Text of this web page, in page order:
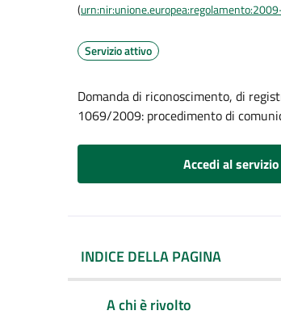
(
Servizio attivo
Domanda di riconoscimento, di
1069/2009: procedimento di
Accedi al servizio
INDICE DELLA PAGINA
A chi è rivolto